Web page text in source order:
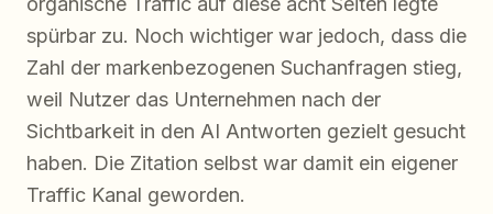
spürbar zu. Noch wichtiger war jedoch, dass die
Zahl der markenbezogenen Suchanfragen stieg,
weil Nutzer das Unternehmen nach der
Sichtbarkeit in den AI Antworten gezielt gesucht
haben. Die Zitation selbst war damit ein eigener
Traffic Kanal geworden.